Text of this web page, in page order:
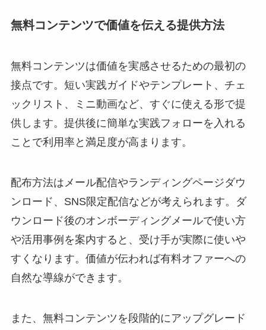
無料コンテンツで価値を伝える提供方法
無料コンテンツは価値を実感させるための最初の
接点です。短い実践ガイドやテンプレート、チェ
ックリスト、ミニ動画など、すぐに使える形で提
供します。提供後に簡単な実践フォローを入れる
ことで利用率と満足度が高まります。
配布方法はメール配信やランディングページダウ
ンロード、SNS限定配信などが考えられます。ダ
ウンロード後のオンボーディングメールで使い方
や活用事例を案内すると、受け手が実際に使いや
すくなります。価値が伝われば有料オファーへの
自然な導線ができます。
また、無料コンテンツを段階的にアップグレード